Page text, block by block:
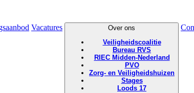
Vacatures
Over ons
Veiligheidscoalitie
Bureau RVS
RIEC Midden-Nederland
PVO
Zorg- en Veiligheidshuizen
Stages
Loods 17